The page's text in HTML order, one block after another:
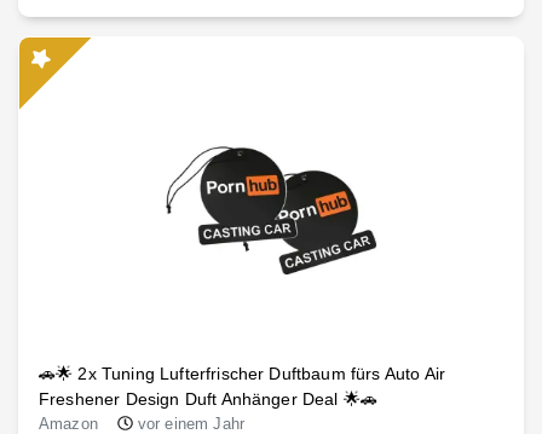
🚗🌟 2x Tuning Lufterfrischer Duftbaum fürs Auto Air
Freshener Design Duft Anhänger Deal 🌟🚗
Amazon vor einem Jahr